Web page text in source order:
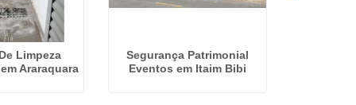
Limpeza
Araraquara
Segurança Patrimonial
Eventos em Itaim Bibi